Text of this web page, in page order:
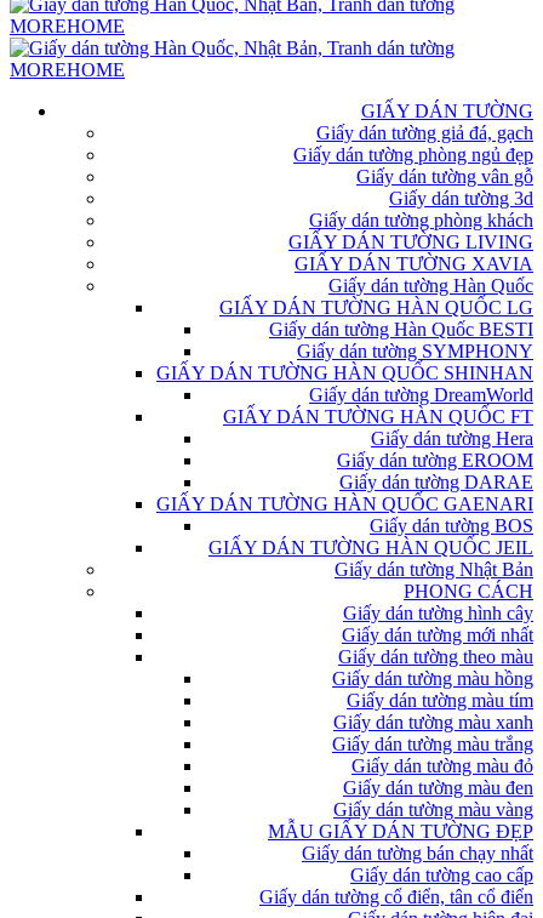
GIẤY DÁN TƯỜNG
Giấy dán tường giả đá, gạch
Giấy dán tường phòng ngủ đẹp
Giấy dán tường vân gỗ
Giấy dán tường 3d
Giấy dán tường phòng khách
GIẤY DÁN TƯỜNG LIVING
GIẤY DÁN TƯỜNG XAVIA
Giấy dán tường Hàn Quốc
GIẤY DÁN TƯỜNG HÀN QUỐC LG
Giấy dán tường Hàn Quốc BESTI
Giấy dán tường SYMPHONY
GIẤY DÁN TƯỜNG HÀN QUỐC SHINHAN
Giấy dán tường DreamWorld
GIẤY DÁN TƯỜNG HÀN QUỐC FT
Giấy dán tường Hera
Giấy dán tường EROOM
Giấy dán tường DARAE
GIẤY DÁN TƯỜNG HÀN QUỐC GAENARI
Giấy dán tường BOS
GIẤY DÁN TƯỜNG HÀN QUỐC JEIL
Giấy dán tường Nhật Bản
PHONG CÁCH
Giấy dán tường hình cây
Giấy dán tường mới nhất
Giấy dán tường theo màu
Giấy dán tường màu hồng
Giấy dán tường màu tím
Giấy dán tường màu xanh
Giấy dán tường màu trắng
Giấy dán tường màu đỏ
Giấy dán tường màu đen
Giấy dán tường màu vàng
MẪU GIẤY DÁN TƯỜNG ĐẸP
Giấy dán tường bán chạy nhất
Giấy dán tường cao cấp
Giấy dán tường cổ điển, tân cổ điển